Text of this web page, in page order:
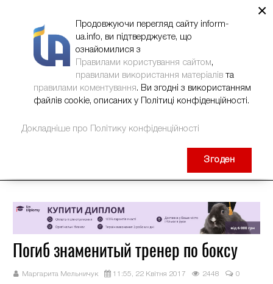
Погиб знаменитый тренер по боксу
Маргарита Мельничук 11:55, 22 Квітня 2017 2448 0
×
Продовжуючи перегляд сайту inform-
ua.info, ви підтверджуєте, що
ознайомилися з
Правилами користування сайтом,
правилами використання матеріалів та
правилами коментування. Ви згодні з використанням
файлів cookie, описаних у Політиці конфіденційності.
Докладніше про Політику конфіденційності
Згоден